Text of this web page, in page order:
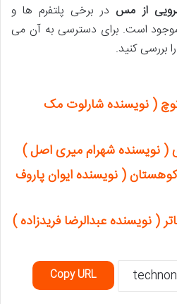
از مس در برخی پلتفرم ها و
است. برای دسترسی به آن می
بررسی کنید.
( نویسنده شارلوت مک
( نویسنده شهرام میری اصل )
( نویسنده ایوان پاروف
( نویسنده عبدالرضا فریدزاده )
Copy URL